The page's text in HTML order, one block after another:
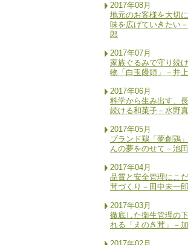
2017年08月
地元のお客様を大切
味を広げていきたい
郎
2017年07月
家族ぐるみで守り続
物「白玉饅頭」－井
2017年06月
科学から生み出す、
続ける和菓子－水野
2017年05月
ブランド鶏「夢創鶏
んの夢をのせて－池
2017年04月
品質と安全管理にこ
茸づくり－田中未一郎
2017年03月
徹底した衛生管理の
れる「えのき茸」－